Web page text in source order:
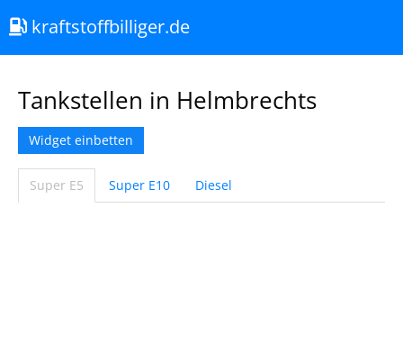
kraftstoffbilliger.de
Tankstellen in Helmbrechts
Widget einbetten
Super E5 Super E10 Diesel